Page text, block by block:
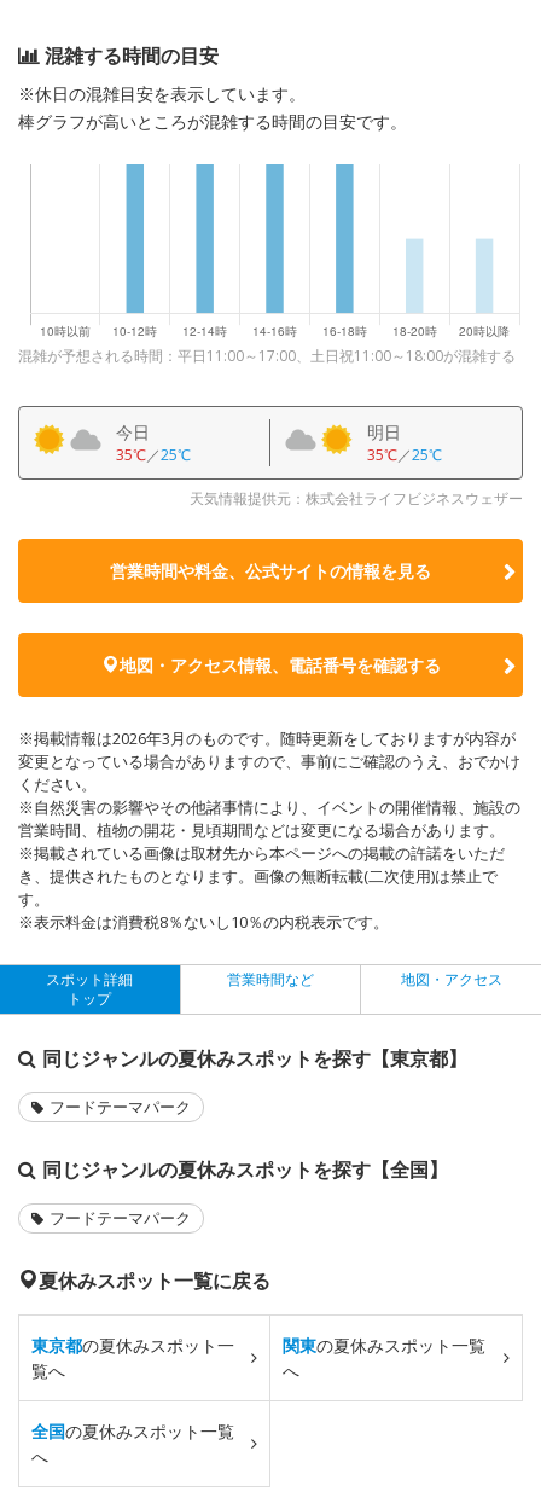
混雑する時間の目安
※休日の混雑目安を表示しています。
棒グラフが高いところが混雑する時間の目安です。
混雑が予想される時間：平日11:00～17:00、土日祝11:00～18:00が混雑する
今日
35℃／25℃
明日
35℃／25℃
天気情報提供元：株式会社ライフビジネスウェザー
営業時間や料金、公式サイトの情報を見る
地図・アクセス情報、電話番号を確認する
※掲載情報は2026年3月のものです。随時更新をしておりますが内容が
変更となっている場合がありますので、事前にご確認のうえ、おでかけ
ください。
※自然災害の影響やその他諸事情により、イベントの開催情報、施設の
営業時間、植物の開花・見頃期間などは変更になる場合があります。
※掲載されている画像は取材先から本ページへの掲載の許諾をいただ
き、提供されたものとなります。画像の無断転載(二次使用)は禁止で
す。
※表示料金は消費税8％ないし10％の内税表示です。
スポット詳細
トップ
営業時間など 地図・アクセス
同じジャンルの夏休みスポットを探す【東京都】
フードテーマパーク
同じジャンルの夏休みスポットを探す【全国】
フードテーマパーク
夏休みスポット一覧に戻る
東京都の夏休みスポット一
覧へ
関東の夏休みスポット一覧
へ
全国の夏休みスポット一覧
へ